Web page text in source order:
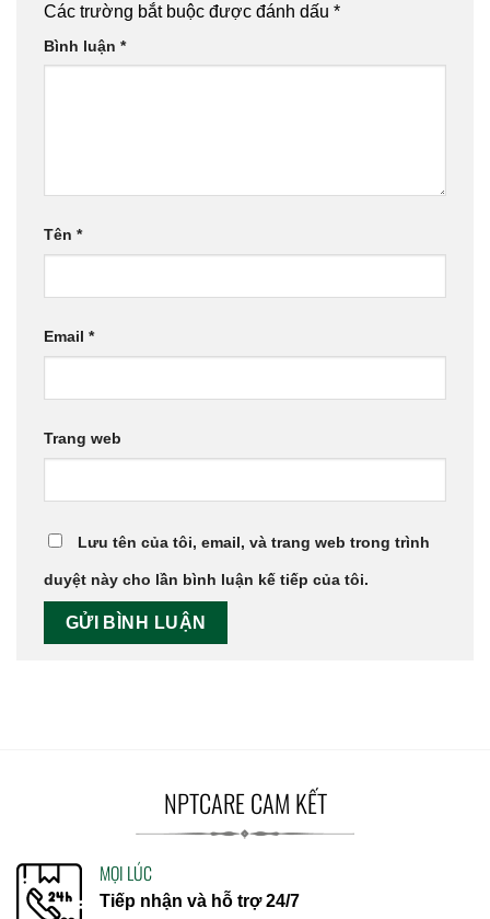
Các trường bắt buộc được đánh dấu *
Bình luận *
Tên *
Email *
Trang web
Lưu tên của tôi, email, và trang web trong trình
duyệt này cho lần bình luận kế tiếp của tôi.
NPTCARE CAM KẾT
MỌI LÚC
Tiếp nhận và hỗ trợ 24/7